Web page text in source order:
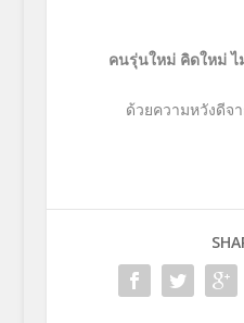
คนรุ่นใหม่ คิดใหม่ ไ
ด้วยความหวังดีจ